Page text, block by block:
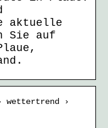
aktuelle
Sie auf
wettertrend ›